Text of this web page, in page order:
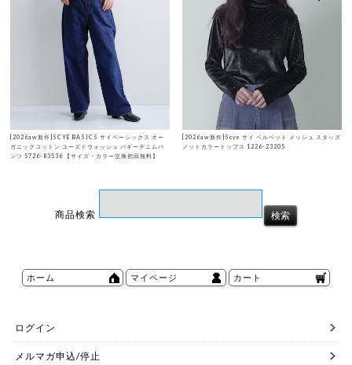
[2026aw新作]SCYE BASICS サイベーシックス オー
ガニックコットン ユーズドウォッシュ バギーデニムパ
ンツ 5726-83536 【サイズ・カラー交換初回無料】
[2026aw新作]Scye サイ ベルベット メッシュ スタッズ
ノットカラートップス 1226-23205
商品検索
ホーム マイページ カート
ログイン
メルマガ申込/停止